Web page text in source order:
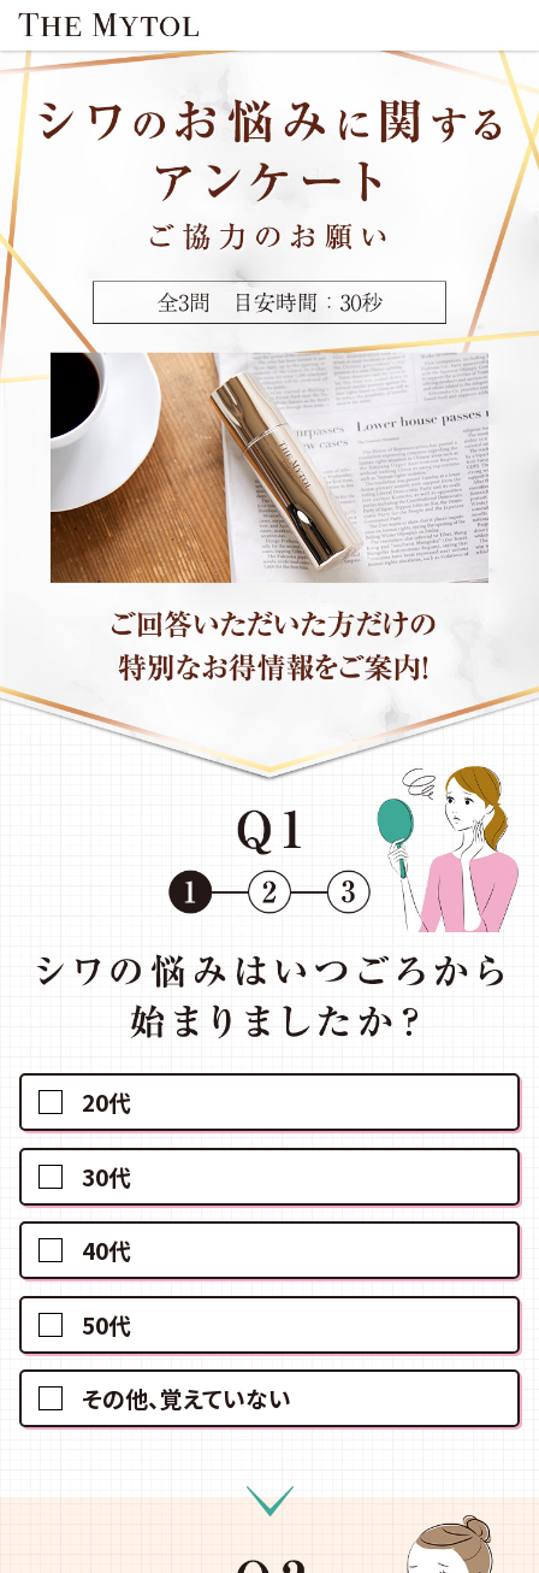
20代
30代
40代
50代
その他、覚えていない